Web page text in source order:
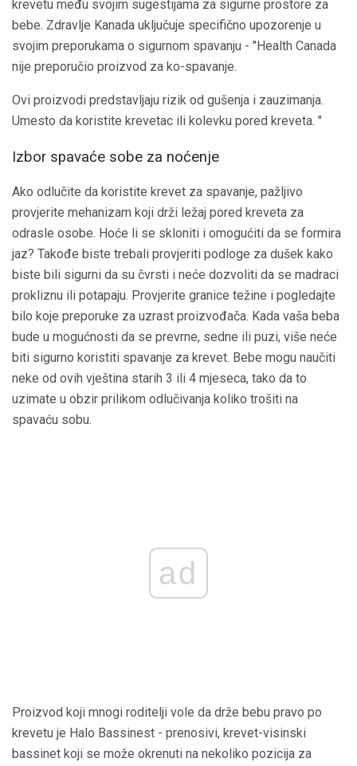
krevetu među svojim sugestijama za sigurne prostore za
bebe. Zdravlje Kanada uključuje specifično upozorenje u
svojim preporukama o sigurnom spavanju - "Health Canada
nije preporučio proizvod za ko-spavanje.
Ovi proizvodi predstavljaju rizik od gušenja i zauzimanja.
Umesto da koristite krevetac ili kolevku pored kreveta. "
Izbor spavaće sobe za noćenje
Ako odlučite da koristite krevet za spavanje, pažljivo
provjerite mehanizam koji drži ležaj pored kreveta za
odrasle osobe. Hoće li se skloniti i omogućiti da se formira
jaz? Takođe biste trebali provjeriti podloge za dušek kako
biste bili sigurni da su čvrsti i neće dozvoliti da se madraci
prokliznu ili potapaju. Provjerite granice težine i pogledajte
bilo koje preporuke za uzrast proizvođača. Kada vaša beba
bude u mogućnosti da se prevrne, sedne ili puzi, više neće
biti sigurno koristiti spavanje za krevet. Bebe mogu naučiti
neke od ovih vještina starih 3 ili 4 mjeseca, tako da to
uzimate u obzir prilikom odlučivanja koliko trošiti na
spavaću sobu.
ad
Proizvod koji mnogi roditelji vole da drže bebu pravo po
krevetu je Halo Bassinest - prenosivi, krevet-visinski
bassinet koji se može okrenuti na nekoliko pozicija za